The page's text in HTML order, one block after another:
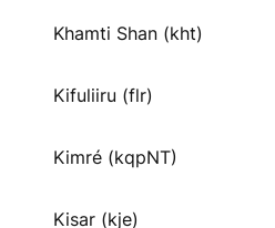
Khamti Shan (kht)
Kifuliiru (flr)
Kimré (kqpNT)
Kisar (kje)